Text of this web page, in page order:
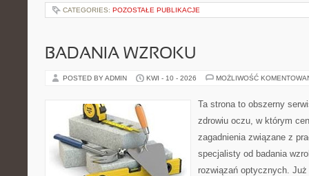
CATEGORIES: POZOSTAŁE PUBLIKACJE
BADANIA WZROKU
POSTED BY ADMIN KWI - 10 - 2026 MOŻLIWOŚĆ
Ta strona to obszerny
zdrowiu oczu, w którym
zagadnienia związane z
specjalisty od badania
rozwiązań optycznych.